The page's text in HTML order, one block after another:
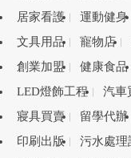
居家看護
運動健身
文具用品
寵物店
創業加盟
健康食品
LED燈飾工程
汽車
寢具買賣
留學代辦
印刷出版
污水處理